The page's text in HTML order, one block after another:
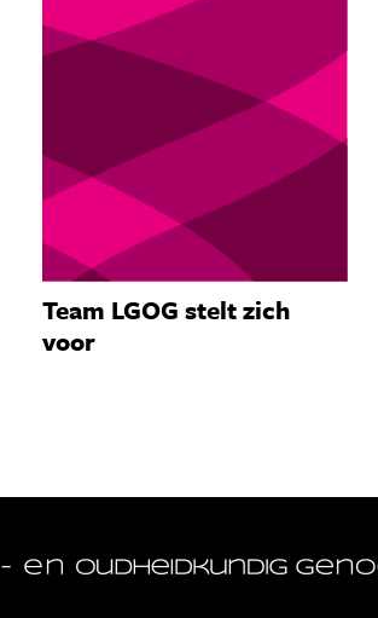
Team LGOG stelt zich
voor